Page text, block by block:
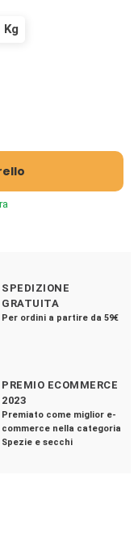
Kg
SPEDIZIONE
GRATUITA
Per ordini a partire da 59€
PREMIO ECOMMERCE
2023
Premiato come miglior e-
commerce nella categoria
Spezie e secchi